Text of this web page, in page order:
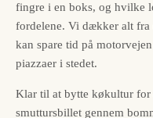
fingre i en boks, og hvilke
fordelene. Vi dækker alt
kan spare tid på
piazzaer i stedet.
Klar til at bytte køkultur for
smuttursbillet gennem